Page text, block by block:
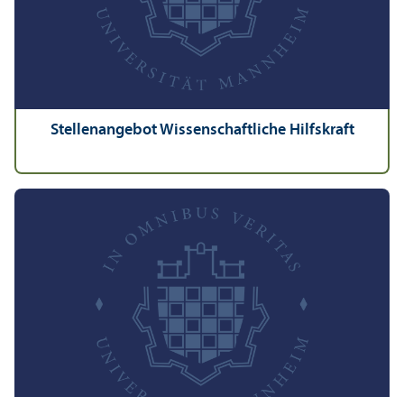
Stellenangebot Wissenschaft­liche Hilfskraft